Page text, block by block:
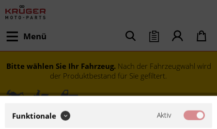
Menü
Bitte wählen Sie Ihr Fahrzeug. Nach der Fahrzeugwahl wird
der Produktbestand für Sie gefiltert.
Funktionale Aktiv